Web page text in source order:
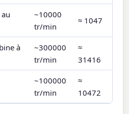
~10000
tr/min
≈ 1047
à
~300000
tr/min
≈
31416
~100000
tr/min
≈
10472